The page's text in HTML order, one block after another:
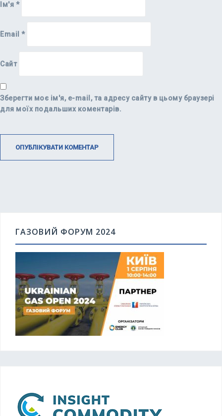
Ім'я *
Email *
Сайт
Зберегти моє ім'я, e-mail, та адресу сайту в цьому браузері
для моїх подальших коментарів.
ГАЗОВИЙ ФОРУМ 2024